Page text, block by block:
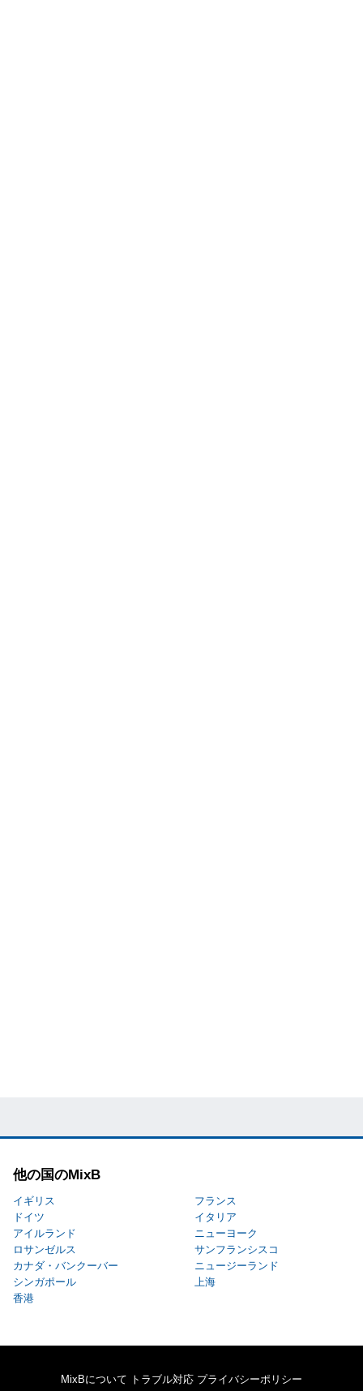
他の国のMixB
イギリス
フランス
ドイツ
イタリア
アイルランド
ニューヨーク
ロサンゼルス
サンフランシスコ
カナダ・バンクーバー
ニュージーランド
シンガポール
上海
香港
MixBについて トラブル対応 プライバシーポリシー